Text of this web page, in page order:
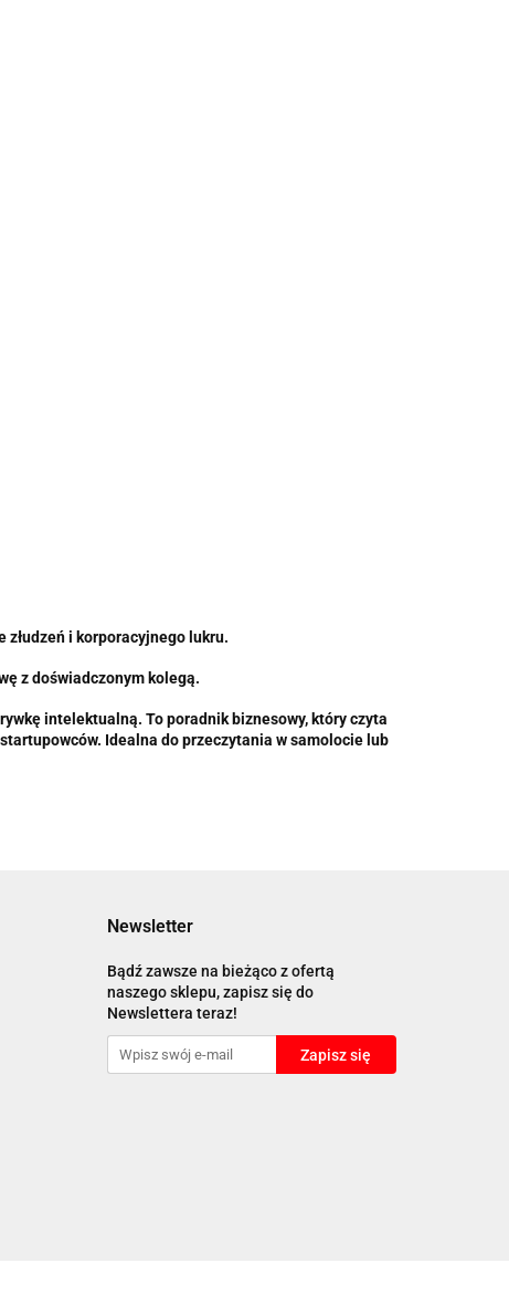
złudzeń i korporacyjnego lukru.
z doświadczonym kolegą.
intelektualną. To poradnik biznesowy, który czyta
Idealna do przeczytania w samolocie lub
Newsletter
Bądź zawsze na bieżąco z ofertą
naszego sklepu, zapisz się do
Newslettera teraz!